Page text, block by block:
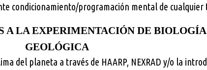
condicionamiento/programación mental de cualquier
A LA EXPERIMENTACIÓN DE
GEOLÓGICA
del planeta a través de HAARP, NEXRAD y/o la